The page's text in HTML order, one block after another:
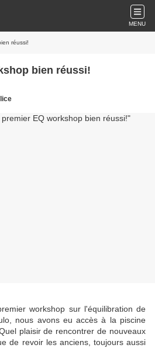
MENU
réussi!
bien réussi!
workshop sur l'équilibration de
nous avons eu accès à la piscine
plaisir de rencontrer de nouveaux
de revoir les anciens, toujours aussi